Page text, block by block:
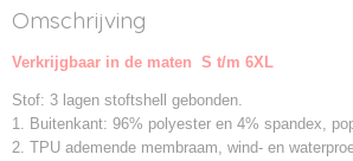
Productcode
LEM4800-1
Productcode leverancier
Omschrijving
Verkrijgbaar in de maten S t/m 6XL
Stof: 3 lagen stoftshell gebonden.
1. Buitenkant: 96% polyester en 4% spandex,
2. TPU ademende membraam, wind- en